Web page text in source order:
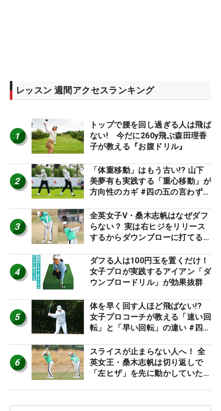
レッスン 週間アクセスランキング
1
トップで腰を回し過ぎる人は飛ば
ない! 今だに260y飛ぶ森田理香
子が教える『お腹ドリル』
2
「体重移動」はもう古い!? 山下
美夢有も実践する「重心移動」が
方向性のカギ #四の五の言わず振
3
全英女子V・桑木志帆はなぜダフ
らない？ 実は右ヒジをリリース
するからダウンブローに打てる #
4
ダフる人は100円玉を置くだけ！
女子プロが実践するアイアン「ダ
ウンブロードリル」が効果抜群
5
体を早く回す人ほど飛ばない!?
女子プロコーチが教える「速い回
転」と「早い回転」の違い #四の
6
スライスが止まらない人へ！ 全
英女王・桑木志帆は切り返しで
「左ヒザ」を先に動かしていた